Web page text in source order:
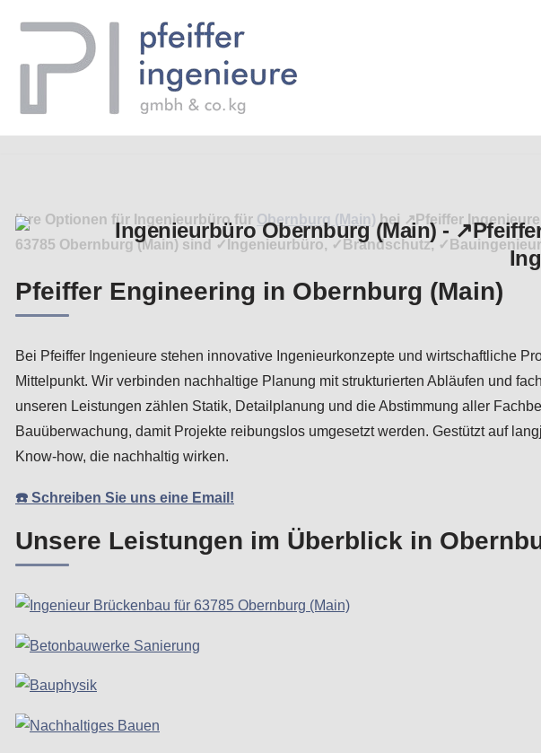
Inhalt
Ihre Optionen für Ingenieurbüro für Obernburg (Main) bei ↗️Pfeiffer
63785 Obernburg (Main) sind ✓Ingenieurbüro, ✓Brandschutz,
Pfeiffer Engineering in Obernburg (Main)
Bei Pfeiffer Ingenieure stehen innovative Ingenieurkonzepte und wirtschaftliche
Mittelpunkt. Wir verbinden nachhaltige Planung mit strukturierten Abläufen und
unseren Leistungen zählen Statik, Detailplanung und die Abstimmung aller
Bauüberwachung, damit Projekte reibungslos umgesetzt werden. Gestützt auf
Know-how, die nachhaltig wirken.
☎️ Schreiben Sie uns eine Email!
Unsere Leistungen im Überblick in